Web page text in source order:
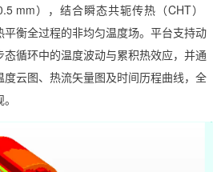
5 mm）， 结合瞬态共轭传热（CHT）
衡全过程的非均匀温度场。平台支持动
循环中的温度波动与累积热效应，并通
度云图、热流矢量图及时间历程曲线，全